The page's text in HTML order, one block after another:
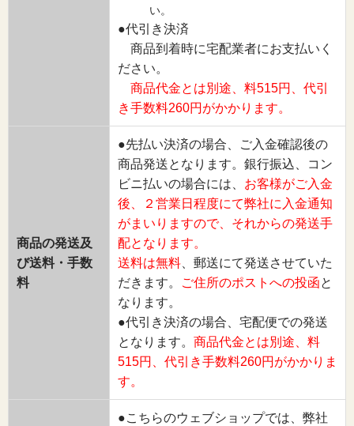
い。
●代引き決済
商品到着時に宅配業者にお支払いく
ださい。
商品代金とは別途、料515円、代引
き手数料260円がかかります。
商品の発送及
び送料・手数
料
●先払い決済の場合、ご入金確認後の
商品発送となります。銀行振込、コン
ビニ払いの場合には、 お客様がご入金
後、２営業日程度にて弊社に入金通知
がまいりますので、それからの発送手
配となります。
送料は無料 、郵送にて発送させていた
だきます。
ご住所のポストへの投函と
なります。
●代引き決済の場合、宅配便での発送
となります。 商品代金とは別途、料
515円、代引き手数料260円がかかりま
す。
●こちらのウェブショップでは、弊社